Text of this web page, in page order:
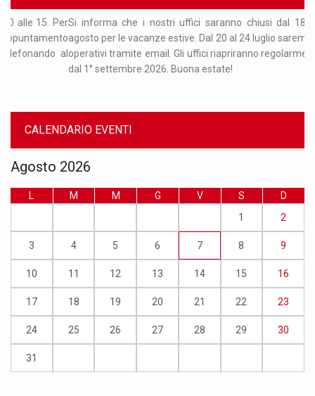
Si informa che i nostri uffici saranno chiusi dal 18 luglio al 31
agosto per le vacanze estive. Dal 20 al 24 luglio saremo comunque
operativi tramite email. Gli uffici riapriranno regolarmente a partire
dal 1° settembre 2026. Buona estate!
CALENDARIO EVENTI
Agosto 2026
L M M G V S
D
1
2
3 4 5 6 7 8 9
10 11 12 13 14 15 16
17 18 19 20 21 22 23
24 25 26 27 28 29 30
31